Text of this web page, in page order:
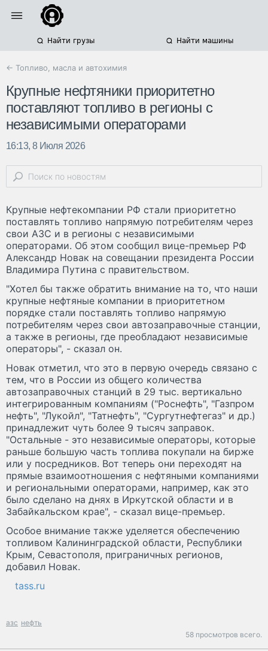
Найти грузы Найти машины
← Топливо, масла и автохимия
Крупные нефтяники приоритетно
поставляют топливо в регионы с
независимыми операторами
16:13, 8 Июля 2026
Крупные нефтекомпании РФ стали приоритетно
поставлять топливо напрямую потребителям через
свои АЗС и в регионы с независимыми
операторами. Об этом сообщил вице-премьер РФ
Александр Новак на совещании президента России
Владимира Путина с правительством.
"Хотел бы также обратить внимание на то, что наши
крупные нефтяные компании в приоритетном
порядке стали поставлять топливо напрямую
потребителям через свои автозаправочные станции,
а также в регионы, где преобладают независимые
операторы", - сказал он.
Новак отметил, что это в первую очередь связано с
тем, что в России из общего количества
автозаправочных станций в 29 тыс. вертикально
интегрированным компаниям ("Роснефть", "Газпром
нефть", "Лукойл", "Татнефть", "Сургутнефтегаз" и др.)
принадлежит чуть более 9 тысяч заправок.
"Остальные - это независимые операторы, которые
раньше большую часть топлива покупали на бирже
или у посредников. Вот теперь они переходят на
прямые взаимоотношения с нефтяными компаниями
и региональными операторами, например, как это
было сделано на днях в Иркутской области и в
Забайкальском крае", - сказал вице-премьер.
Особое внимание также уделяется обеспечению
топливом Калининградской области, Республики
Крым, Севастополя, приграничных регионов,
добавил Новак.
tass.ru
азс нефть
58 просмотров всего.